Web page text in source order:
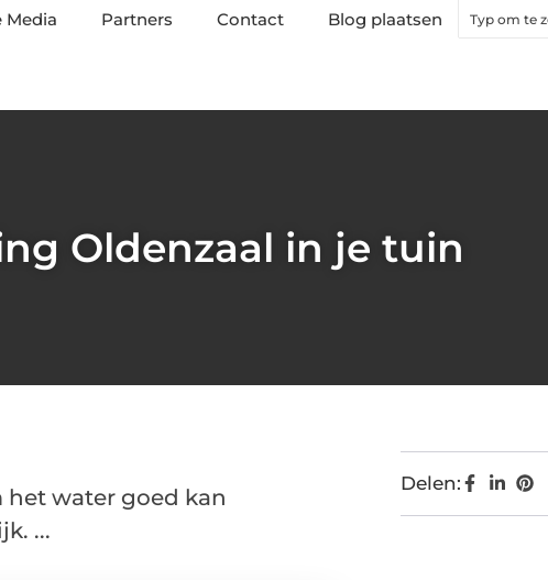
Media Partners Contact Blog plaatsen
Oldenzaal in je tuin
water goed kan
...
Delen: